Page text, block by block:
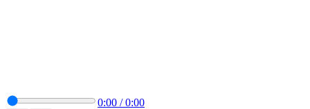
0:00 /0:00